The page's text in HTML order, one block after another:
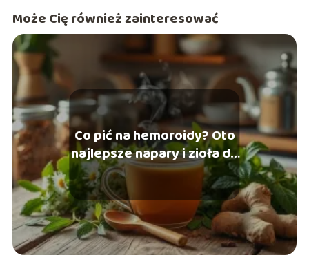
Może Cię również zainteresować
Co pić na hemoroidy? Oto
najlepsze napary i zioła do
picia